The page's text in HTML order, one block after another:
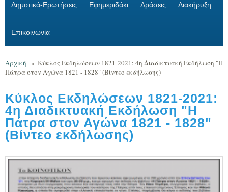
Δημοτικά-Ερωτήσεις Εφημεριδάκι Δράσεις Διακήρυξη
Επικοινωνία
Αρχική » Κύκλος Εκδηλώσεων 1821-2021: 4η Διαδικτυακή Εκδήλωση "Η
Πάτρα στον Αγώνα 1821 - 1828" (Βίντεο εκδήλωσης)
Κύκλος Εκδηλώσεων 1821-2021:
4η Διαδικτυακή Εκδήλωση "Η
Πάτρα στον Αγώνα 1821 - 1828"
(Βίντεο εκδήλωσης)